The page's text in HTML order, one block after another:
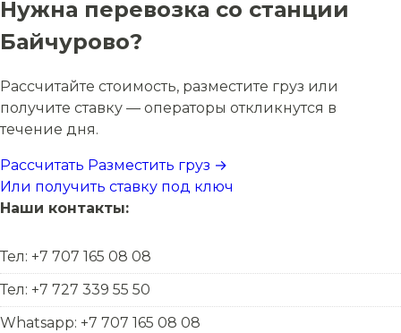
Нужна перевозка со станции
Байчурово?
Рассчитайте стоимость, разместите груз или
получите ставку — операторы откликнутся в
течение дня.
Рассчитать Разместить груз →
Или получить ставку под ключ
Наши контакты:
Тел: +7 707 165 08 08
Тел: +7 727 339 55 50
Whatsapp: +7 707 165 08 08